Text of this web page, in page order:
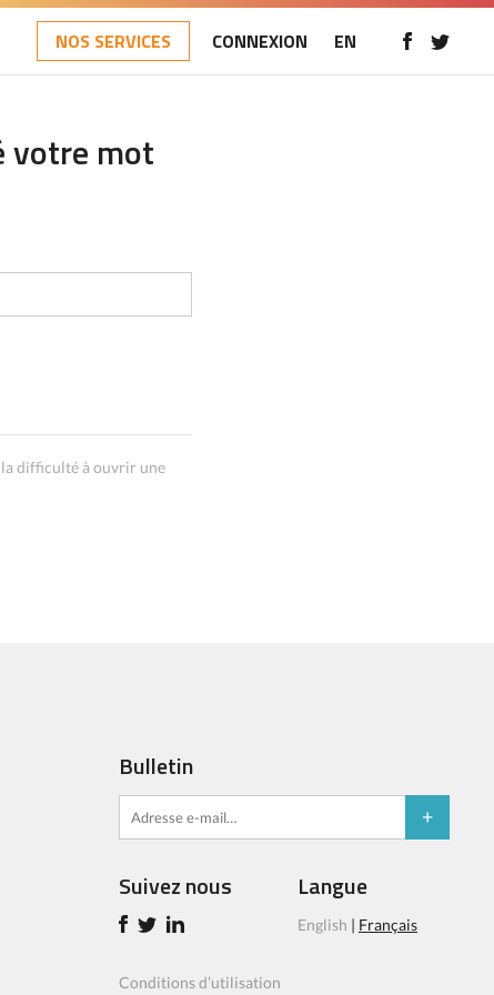
NOS SERVICES CONNEXION EN
votre mot
la difficulté à ouvrir une
Bulletin
Suivez nous Langue
English | Français
Conditions d’utilisation